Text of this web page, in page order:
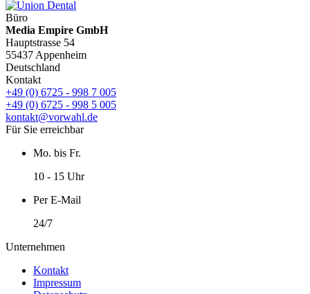
Büro
Media Empire GmbH
Hauptstrasse 54
55437 Appenheim
Deutschland
Kontakt
+49 (0) 6725 - 998 7 005
+49 (0) 6725 - 998 5 005
kontakt@vorwahl.de
Für Sie erreichbar
Mo. bis Fr.
10 - 15 Uhr
Per E-Mail
24/7
Unternehmen
Kontakt
Impressum